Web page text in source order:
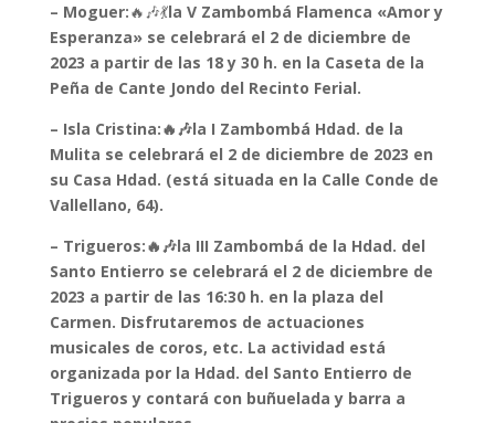
– Moguer:🔥🎶💃la V Zambombá Flamenca «Amor y
Esperanza» se celebrará el 2 de diciembre de
2023 a partir de las 18 y 30 h. en la Caseta de la
Peña de Cante Jondo del Recinto Ferial.
– Isla Cristina:🔥🎶la I Zambombá Hdad. de la
Mulita se celebrará el 2 de diciembre de 2023 en
su Casa Hdad. (está situada en la Calle Conde de
Vallellano, 64).
– Trigueros:🔥🎶la III Zambombá de la Hdad. del
Santo Entierro se celebrará el 2 de diciembre de
2023 a partir de las 16:30 h. en la plaza del
Carmen. Disfrutaremos de actuaciones
musicales de coros, etc. La actividad está
organizada por la Hdad. del Santo Entierro de
Trigueros y contará con buñuelada y barra a